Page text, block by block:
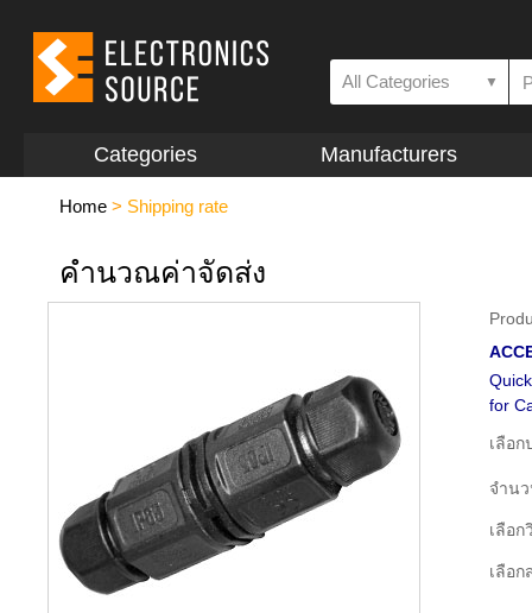
All Categories ▼
Categories Manufacturers
Home > Shipping rate
คำนวณค่าจัดส่ง
for
เลือก
จำน
เลือก
เลือก